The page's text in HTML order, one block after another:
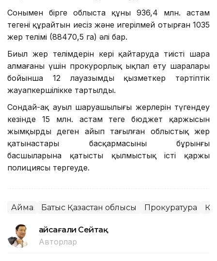
Сонымен бірге облыста құны 936,4 млн. астам
теңгені құрайтын иесіз және игерілмей отырған 1035
жер телімі (88470,5 га) әлі бар.
Биыл жер телімдерін кері қайтаруда тиісті шара
алмағаны үшін прокурорлық ықпал ету шаралары
бойынша 12 лауазымды қызметкер тәртіптік
жауапкершілікке тартылды.
Сондай-ақ ауыл шаруашылығы жерлерін түгендеу
кезінде 15 млн. астам теңге бюджет қаржысын
жымқырды деген айып тағылған облыстық жер
қатынастары басқармасының бұрынғы
басшыларына қатысты қылмыстық істі қаржы
полициясы тергеуде.
Аймақ Батыс Қазақстан облысы Прокуратура
Ғайсағали Сейтақ
Авторлар